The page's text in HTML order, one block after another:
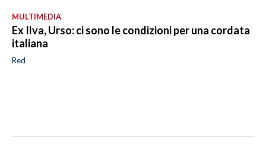
MULTIMEDIA
Ex Ilva, Urso: ci sono le condizioni per una cordata
italiana
Red